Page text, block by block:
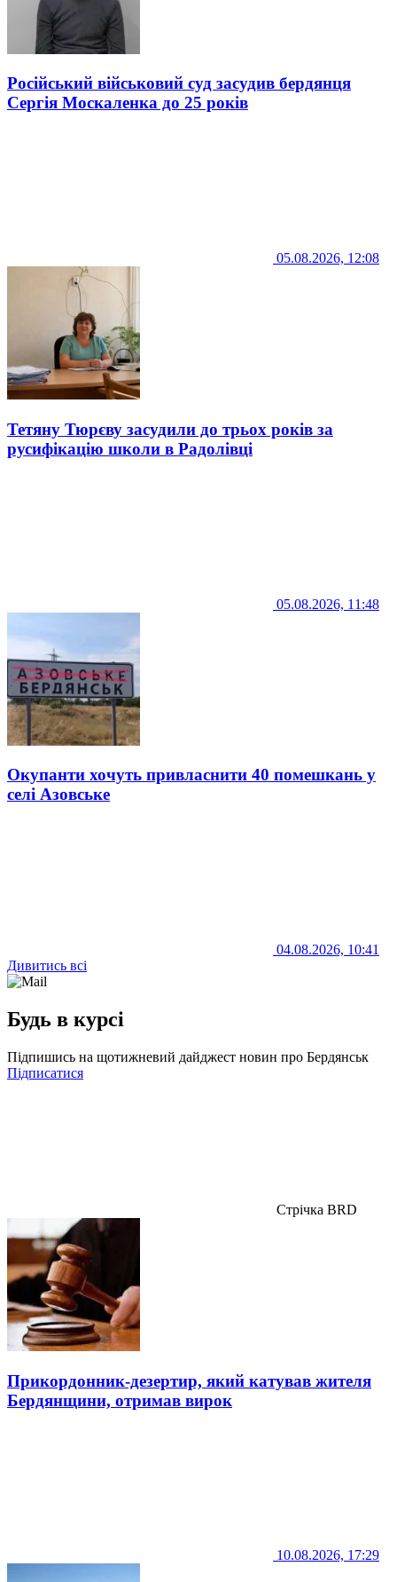
Російський військовий суд засудив бердянця
Сергія Москаленка до 25 років
05.08.2026, 12:08
Тетяну Тюрєву засудили до трьох років за
русифікацію школи в Радолівці
05.08.2026, 11:48
Окупанти хочуть привласнити 40 помешкань у
селі Азовське
04.08.2026, 10:41
Дивитись всі
Будь в курсі
Підпишись на щотижневий дайджест новин про Бердянськ
Підписатися
Стрічка BRD
Прикордонник-дезертир, який катував жителя
Бердянщини, отримав вирок
10.08.2026, 17:29